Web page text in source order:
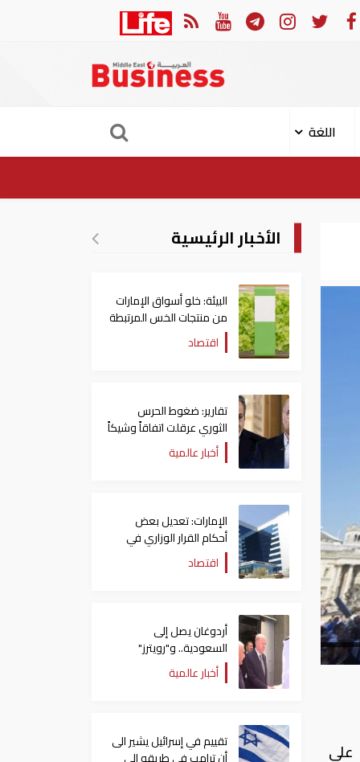
تعديل بعض أحكام القرار الوزاري في شأن الضريبة على الشركات والأعمال
اللغة
على
الأخبار الرئيسية
البيئة: خلو أسواق الإمارات
من منتجات الخس المرتبطة
بتفشي داء السيكلوسبورا
اقتصاد
تقارير: ضغوط الحرس
الثوري عرقلت اتفاقاً وشيكاً
حول هرمز
أخبار عالمية
الإمارات: تعديل بعض
أحكام القرار الوزاري في
شأن الضريبة على الشركات
والأعمال
اقتصاد
أردوغان يصل إلى
السعودية.. و"رويترز"
تكشف تفاصيل الاتفاق
المرتقب
أخبار عالمية
تقييم في إسرائيل يشير الى